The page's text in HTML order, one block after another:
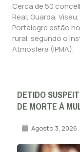
Cerca de 50
Real, Guarda,
Portalegre estão
rural, segundo o
Atmosfera (IPMA).
DETIDO
DE MORTE À
Agosto 3, 2026